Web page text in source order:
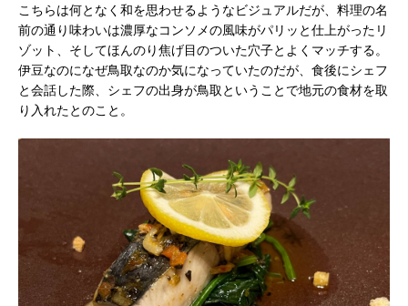
こちらは何となく和を思わせるようなビジュアルだが、料理の名
前の通り味わいは濃厚なコンソメの風味がパリッと仕上がったリ
ゾット、そしてほんのり焦げ目のついた穴子とよくマッチする。
伊豆なのになぜ鳥取なのか気になっていたのだが、食後にシェフ
と会話した際、シェフの出身が鳥取ということで地元の食材を取
り入れたとのこと。